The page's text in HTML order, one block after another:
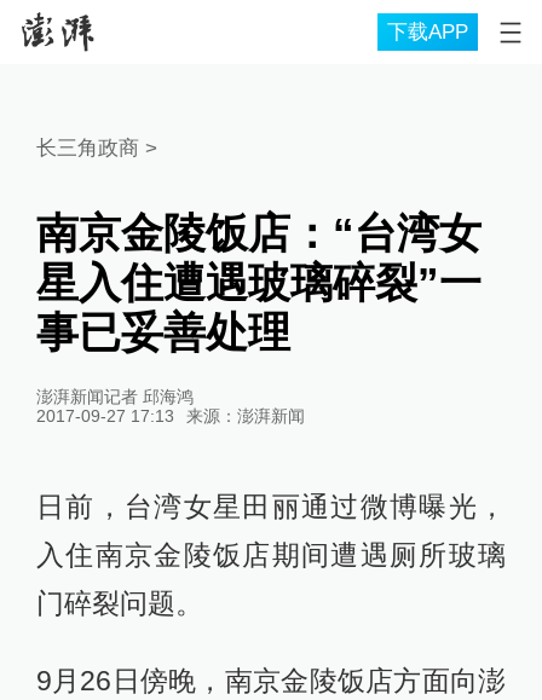
下载APP
长三角政商 >
南京金陵饭店：“台湾女
星入住遭遇玻璃碎裂”一
事已妥善处理
澎湃新闻记者 邱海鸿
2017-09-27 17:13
来源： 澎湃新闻
日前，台湾女星田丽通过微博曝光，
入住南京金陵饭店期间遭遇厕所玻璃
门碎裂问题。
9月26日傍晚，南京金陵饭店方面向澎